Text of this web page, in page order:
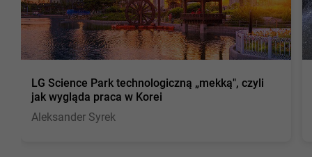
LG Science Park technologiczną „mekką", czyli
jak wygląda praca w Korei
Aleksander Syrek